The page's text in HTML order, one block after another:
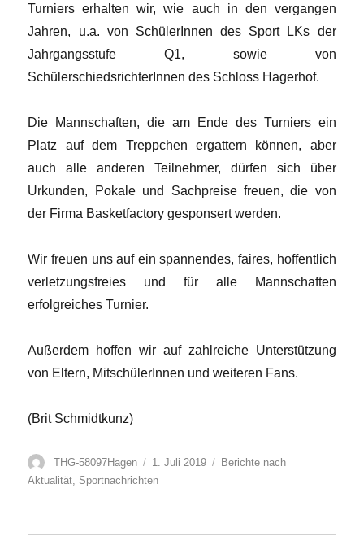
Turniers erhalten wir, wie auch in den vergangen
Jahren, u.a. von SchülerInnen des Sport LKs der
Jahrgangsstufe Q1, sowie von
SchülerschiedsrichterInnen des Schloss Hagerhof.
Die Mannschaften, die am Ende des Turniers ein
Platz auf dem Treppchen ergattern können, aber
auch alle anderen Teilnehmer, dürfen sich über
Urkunden, Pokale und Sachpreise freuen, die von
der Firma Basketfactory gesponsert werden.
Wir freuen uns auf ein spannendes, faires, hoffentlich
verletzungsfreies und für alle Mannschaften
erfolgreiches Turnier.
Außerdem hoffen wir auf zahlreiche Unterstützung
von Eltern, MitschülerInnen und weiteren Fans.
(Brit Schmidtkunz)
Autor
THG-58097Hagen
Veröffentlicht
am
1. Juli 2019 Kategorien
Berichte nach
Aktualität Sportnachrichten